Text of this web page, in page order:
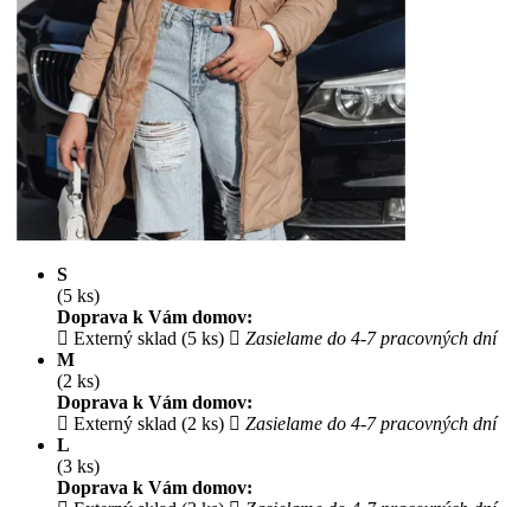
S
(5 ks)
Doprava k Vám domov:
Externý sklad (5 ks)
Zasielame do 4-7 pracovných dní
M
(2 ks)
Doprava k Vám domov:
Externý sklad (2 ks)
Zasielame do 4-7 pracovných dní
L
(3 ks)
Doprava k Vám domov: